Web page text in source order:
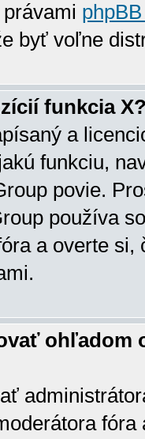
byť voľne
funkcia
a
funkciu,
povie.
používa
a overte
ohľadom